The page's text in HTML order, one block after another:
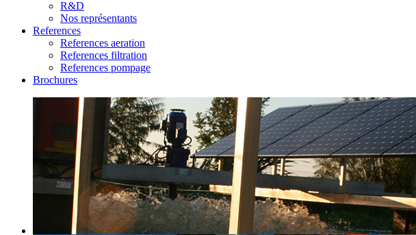
R&D
Nos représentants
References
References aeration
References filtration
References pompage
Brochures